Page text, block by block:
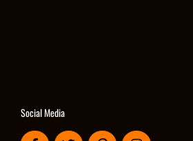
Social Media